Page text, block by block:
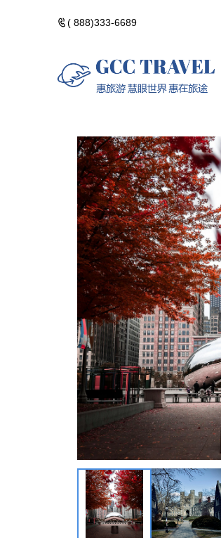
( 888)333-6689